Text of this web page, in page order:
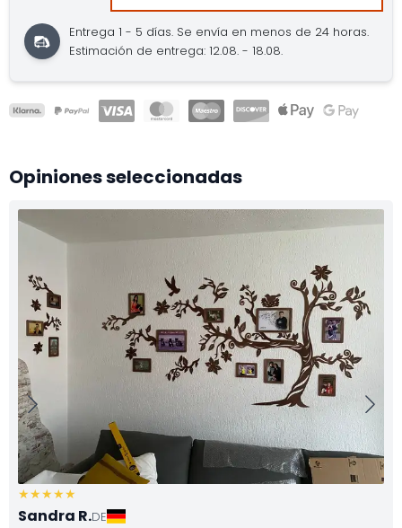
Entrega 1 - 5 días. Se envía en menos de 24 horas.
Estimación de entrega: 12.08. - 18.08.
Opiniones seleccionadas
Sandra R.DE